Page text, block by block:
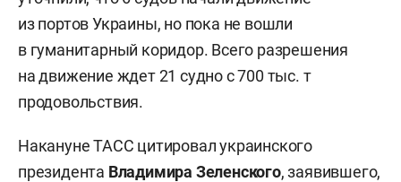
из портов Украины, но пока не вошли
в гуманитарный коридор. Всего разрешения
на движение ждет 21 судно с 700 тыс. т
продовольствия.
Накануне ТАСС цитировал украинского
президента Владимира Зеленского, заявившего,